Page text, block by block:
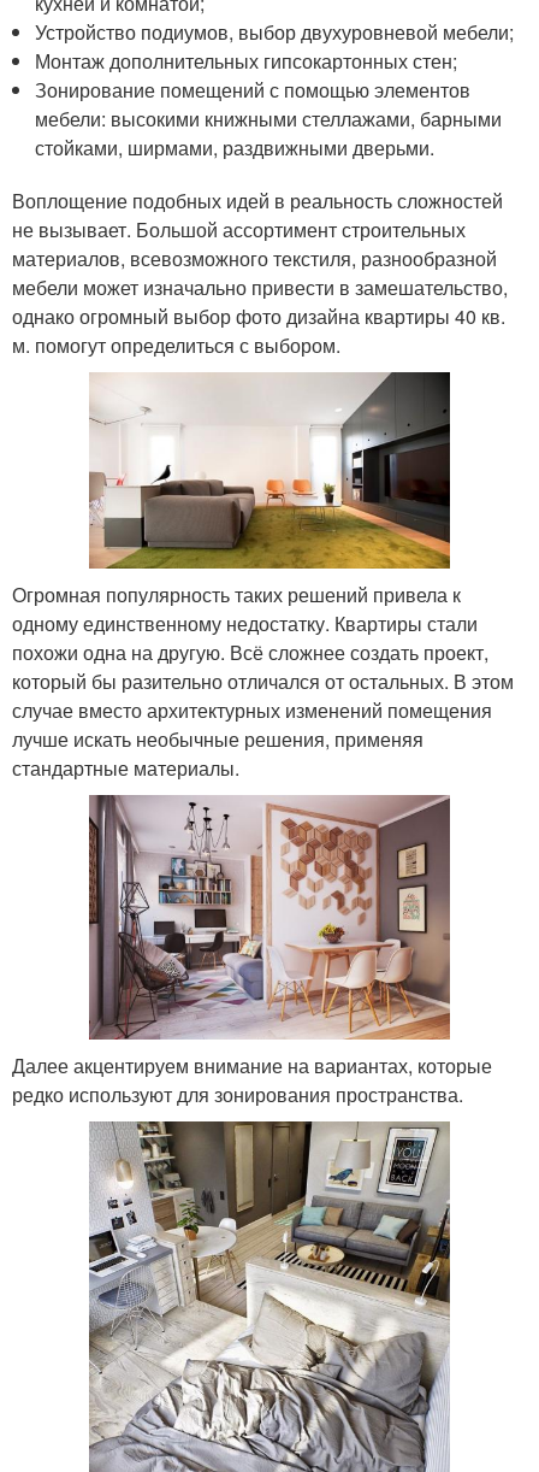
Устройство подиумов, выбор двухуровневой мебели;
Монтаж дополнительных гипсокартонных стен;
Зонирование помещений с помощью элементов
мебели: высокими книжными стеллажами, барными
стойками, ширмами, раздвижными дверьми.
Воплощение подобных идей в реальность сложностей
не вызывает. Большой ассортимент строительных
материалов, всевозможного текстиля, разнообразной
мебели может изначально привести в замешательство,
однако огромный выбор фото дизайна квартиры 40 кв.
м. помогут определиться с выбором.
Огромная популярность таких решений привела к
одному единственному недостатку. Квартиры стали
похожи одна на другую. Всё сложнее создать проект,
который бы разительно отличался от остальных. В этом
случае вместо архитектурных изменений помещения
лучше искать необычные решения, применяя
стандартные материалы.
Далее акцентируем внимание на вариантах, которые
редко используют для зонирования пространства.